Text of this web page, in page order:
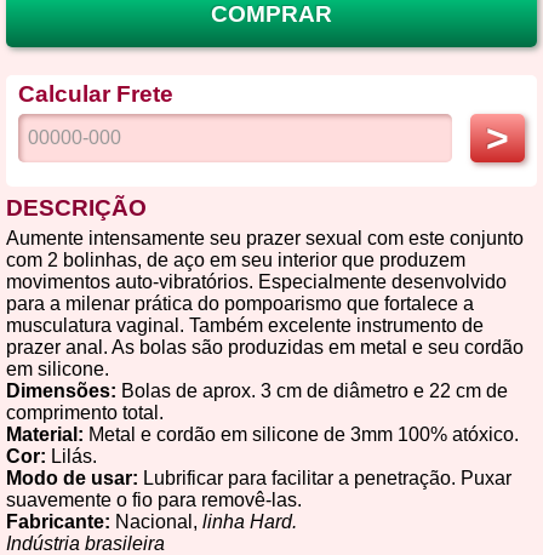
COMPRAR
Calcular Frete
>
DESCRIÇÃO
Aumente intensamente seu prazer sexual com este conjunto
com 2 bolinhas, de aço em seu interior que produzem
movimentos auto-vibratórios. Especialmente desenvolvido
para a milenar prática do pompoarismo que fortalece a
musculatura vaginal. Também excelente instrumento de
prazer anal. As bolas são produzidas em metal e seu cordão
em silicone.
Dimensões: Bolas de aprox. 3 cm de diâmetro e 22 cm de
comprimento total.
Material: Metal e cordão em silicone de 3mm 100% atóxico.
Cor: Lilás.
Modo de usar: Lubrificar para facilitar a penetração. Puxar
suavemente o fio para removê-las.
Fabricante: Nacional, linha Hard.
Indústria brasileira